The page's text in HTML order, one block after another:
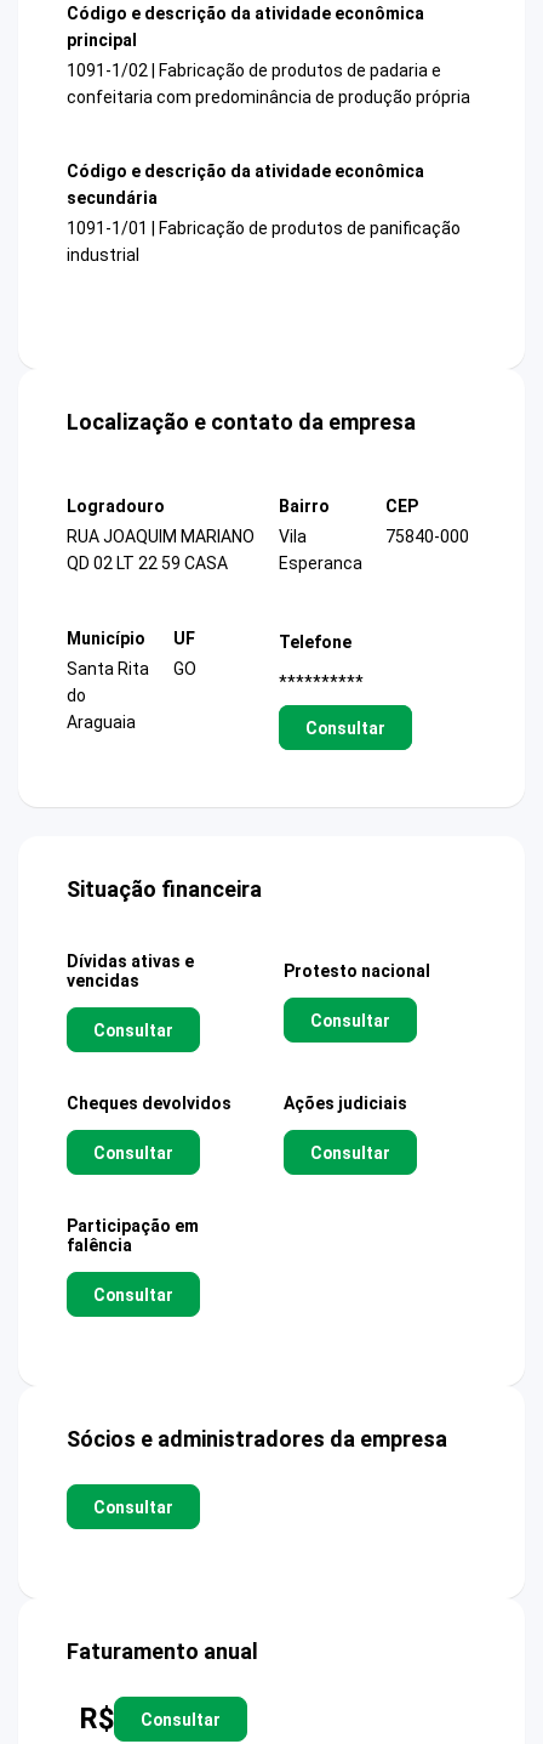
Código e descrição da atividade econômica
principal
1091-1/02 | Fabricação de produtos de padaria e
confeitaria com predominância de produção própria
Código e descrição da atividade econômica
secundária
1091-1/01 | Fabricação de produtos de panificação
industrial
Localização e contato da empresa
Logradouro
RUA JOAQUIM MARIANO
QD 02 LT 22 59 CASA
Bairro
Vila
Esperanca
CEP
75840-000
Município
Santa Rita
do
Araguaia
UF
GO
Telefone
**********
Consultar
Situação financeira
Dívidas ativas e
vencidas
Consultar
Protesto nacional
Consultar
Cheques devolvidos
Consultar
Ações judiciais
Consultar
Participação em
falência
Consultar
Sócios e administradores da empresa
Consultar
Faturamento anual
R$ Consultar